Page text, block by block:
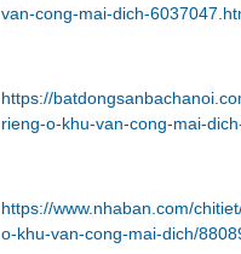
van-cong-mai-dich-
https://
rieng-o-khu-van-cong-mai-
https://www.nhaban.com/
o-khu-van-cong-mai-dich/